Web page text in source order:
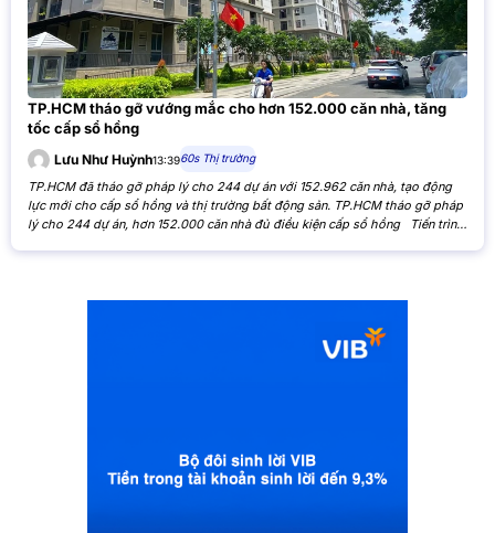
TP.HCM tháo gỡ vướng mắc cho hơn 152.000 căn nhà, tăng
tốc cấp sổ hồng
Lưu Như Huỳnh13:3960s Thị trường
TP.HCM đã tháo gỡ pháp lý cho 244 dự án với 152.962 căn nhà, tạo động
lực mới cho cấp sổ hồng và thị trường bất động sản. TP.HCM tháo gỡ pháp
lý cho 244 dự án, hơn 152.000 căn nhà đủ điều kiện cấp sổ hồng Tiến trình